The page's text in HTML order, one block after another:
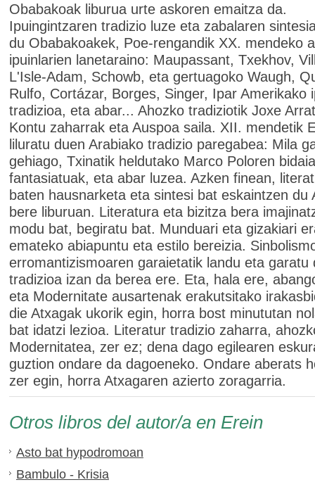
Obabakoak liburua urte askoren emaitza da.
Ipuingintzaren tradizio luze eta zabalaren
du Obabakoakek, Poe-rengandik XX. mendeko
ipuinlarien lanetaraino: Maupassant, Txekhov,
L'Isle-Adam, Schowb, eta gertuagoko Waugh,
Rulfo, Cortázar, Borges, Singer, Ipar Amerikako
tradizioa, eta abar... Ahozko tradiziotik Joxe
Kontu zaharrak eta Auspoa saila. XII. mendetik
liluratu duen Arabiako tradizio paregabea: Mila
gehiago, Txinatik heldutako Marco Poloren bidaia
fantasiatuak, eta abar luzea. Azken finean,
baten hausnarketa eta sintesi bat eskaintzen du
bere liburuan. Literatura eta bizitza bera
modu bat, begiratu bat. Munduari eta gizakiari
emateko abiapuntu eta estilo bereizia.
erromantizismoaren garaietatik landu eta garatu
tradizioa izan da berea ere. Eta, hala ere,
eta Modernitate ausartenak erakutsitako
die Atxagak ukorik egin, horra bost minututan
bat idatzi lezioa. Literatur tradizio zaharra,
Modernitatea, zer ez; dena dago egilearen
guztion ondare da dagoeneko. Ondare aberats
zer egin, horra Atxagaren azierto zoragarria.
Otros libros del autor/a en Erein
Asto bat hypodromoan
Bambulo - Krisia